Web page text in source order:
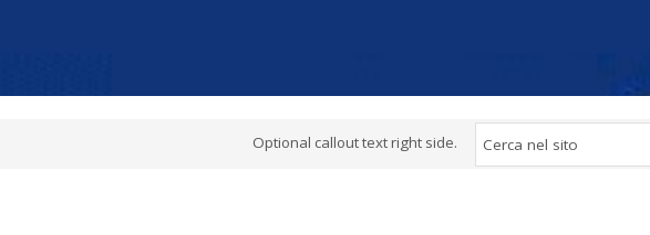
Optional callout text right side.